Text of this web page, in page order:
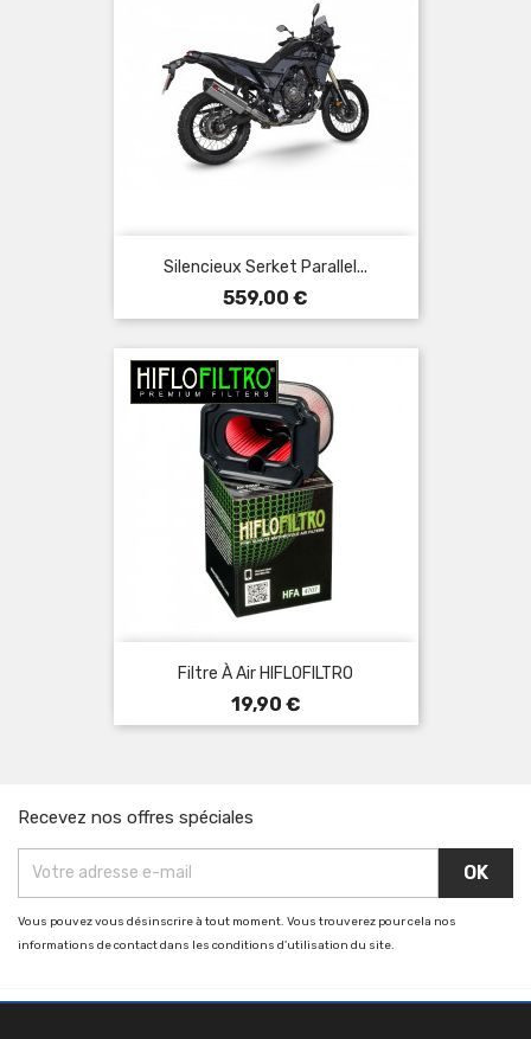
Silencieux Serket Parallel...
Prix
559,00 €
Filtre À Air HIFLOFILTRO
Prix
19,90 €
Recevez nos offres spéciales
Vous pouvez vous désinscrire à tout moment. Vous trouverez pour cela nos
informations de contact dans les conditions d'utilisation du site.